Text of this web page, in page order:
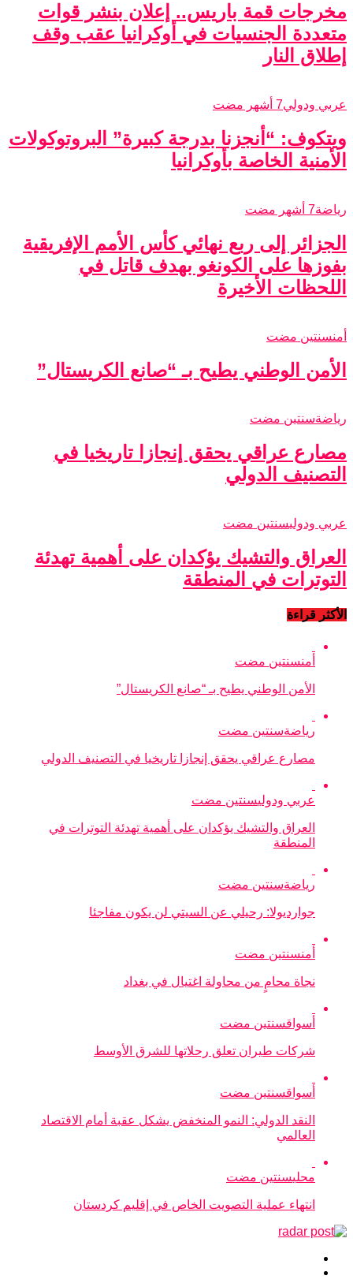
مخرجات قمة باريس.. إعلان بنشر قوات
متعددة الجنسيات في أوكرانيا عقب وقف
إطلاق النار
عربي ودولي7 أشهر مضت
ويتكوف: “أنجزنا بدرجة كبيرة” البروتوكولات
الأمنية الخاصة بأوكرانيا
رياضة7 أشهر مضت
الجزائر إلى ربع نهائي كأس الأمم الإفريقية
بفوزها على الكونغو بهدف قاتل في
اللحظات الأخيرة
أمنسنتين مضت
الأمن الوطني يطيح بـ “صانع الكريستال”
رياضةسنتين مضت
مصارع عراقي يحقق إنجازا تاريخيا في
التصنيف الدولي
عربي ودوليسنتين مضت
العراق والتشيك يؤكدان على أهمية تهدئة
التوترات في المنطقة
الأكثر قراءة
أمنسنتين مضت
الأمن الوطني يطيح بـ “صانع الكريستال”
رياضةسنتين مضت
مصارع عراقي يحقق إنجازا تاريخيا في التصنيف الدولي
عربي ودوليسنتين مضت
العراق والتشيك يؤكدان على أهمية تهدئة التوترات في
المنطقة
رياضةسنتين مضت
جوارديولا: رحيلي عن السيتي لن يكون مفاجئا
أمنسنتين مضت
نجاة محامٍ من محاولة اغتيال في بغداد
أسواقسنتين مضت
شركات طيران تعلق رحلاتها للشرق الأوسط
أسواقسنتين مضت
النقد الدولي: النمو المنخفض يشكل عقبة أمام الاقتصاد
العالمي
محليسنتين مضت
انتهاء عملية التصويت الخاص في إقليم كردستان